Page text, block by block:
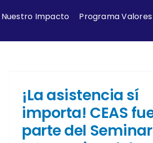
Nuestro Impacto Programa Valores
¡La asistencia sí
importa! CEAS
parte del